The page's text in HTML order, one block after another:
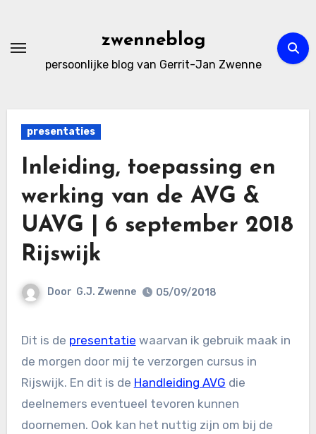
de
zwenneblog
persoonlijke blog van Gerrit-Jan Zwenne
presentaties
Inleiding, toepassing en
werking van de AVG &
UAVG | 6 september 2018
Rijswijk
Door G.J. Zwenne 05/09/2018
Dit is de presentatie waarvan ik gebruik maak in
de morgen door mij te verzorgen cursus in
Rijswijk. En dit is de Handleiding AVG die
deelnemers eventueel tevoren kunnen
doornemen. Ook kan het nuttig zijn om bij de